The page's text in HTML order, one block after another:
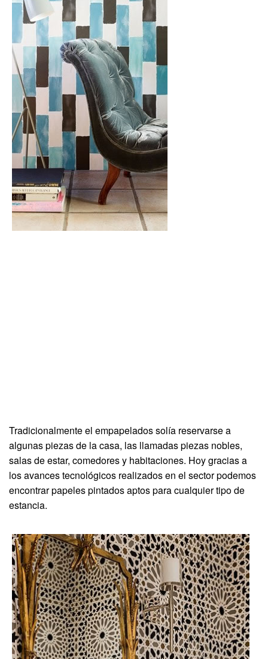
Tradicionalmente el empapelados solía reservarse a
algunas piezas de la casa, las llamadas piezas nobles,
salas de estar, comedores y habitaciones. Hoy gracias a
los avances tecnológicos realizados en el sector podemos
encontrar papeles pintados aptos para cualquier tipo de
estancia.